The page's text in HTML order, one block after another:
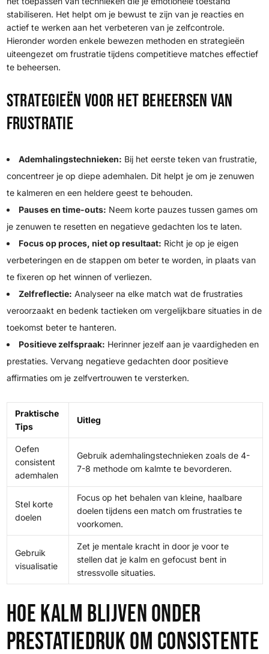
stabiliseren. Het helpt om je bewust te zijn van je reacties en
actief te werken aan het verbeteren van je zelfcontrole.
Hieronder worden enkele bewezen methoden en strategieën
uiteengezet om frustratie tijdens competitieve matches effectief
te beheersen.
Strategieën voor het beheersen van
frustratie
Ademhalingstechnieken: Bij het eerste teken van frustratie,
concentreer je op diepe ademhalen. Dit helpt je om je zenuwen
te kalmeren en een heldere geest te behouden.
Pauses en time-outs: Neem korte pauzes tussen games om
je zenuwen te resetten en negatieve gedachten los te laten.
Focus op proces, niet op resultaat: Richt je op je eigen
verbeteringen en de stappen om beter te worden, in plaats van
te fixeren op het winnen of verliezen.
Zelfreflectie: Analyseer na elke match wat de frustraties
veroorzaakt en bedenk tactieken om vergelijkbare situaties in de
toekomst beter te hanteren.
Positieve zelfspraak: Herinner jezelf aan je vaardigheden en
prestaties. Vervang negatieve gedachten door positieve
affirmaties om je zelfvertrouwen te versterken.
Praktische
Tips
Uitleg
Oefen
consistent
ademhalen
Gebruik ademhalingstechnieken zoals de 4-
7-8 methode om kalmte te bevorderen.
Stel korte
doelen
Focus op het behalen van kleine, haalbare
doelen tijdens een match om frustraties te
voorkomen.
Gebruik
visualisatie
Zet je mentale kracht in door je voor te
stellen dat je kalm en gefocust bent in
stressvolle situaties.
Hoe kalm blijven onder
prestatiedruk om consistente